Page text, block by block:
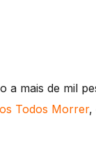
mais de mil
Todos Morrer,